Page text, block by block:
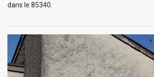
dans le 85340.